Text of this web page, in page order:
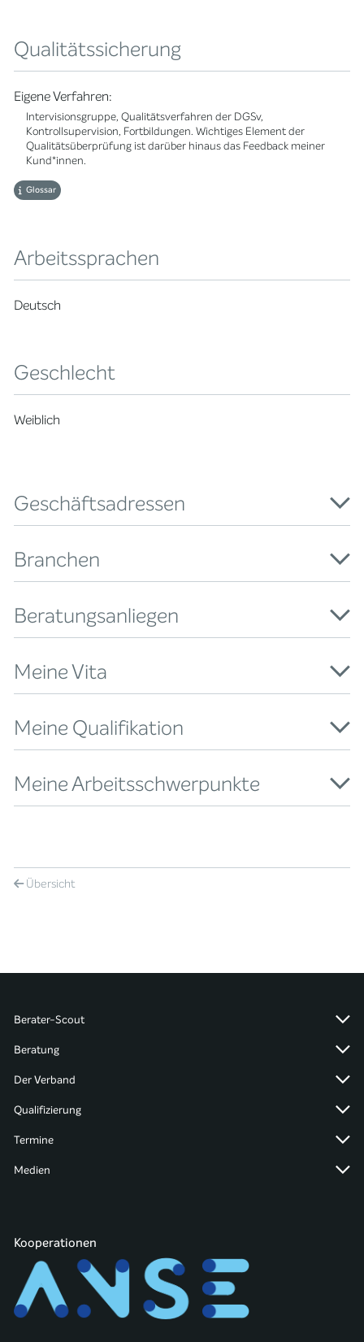
Qualitätssicherung
Eigene Verfahren:
Intervisionsgruppe, Qualitätsverfahren der DGSv,
Kontrollsupervision, Fortbildungen. Wichtiges Element der
Qualitätsüberprüfung ist darüber hinaus das Feedback meiner
Kund*innen.
Glossar
Arbeitssprachen
Deutsch
Geschlecht
Weiblich
Geschäftsadressen
Branchen
Beratungsanliegen
Meine Vita
Meine Qualifikation
Meine Arbeitsschwerpunkte
Übersicht
Berater-Scout
Beratung
Der Verband
Qualifizierung
Termine
Medien
Kooperationen